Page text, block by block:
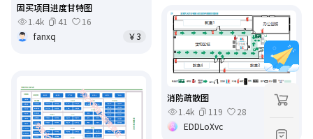
固买项目进度甘特图
1.4k
41
16
fanxq
￥3
消防疏散图
1.4k
119
28
EDDLoXvc